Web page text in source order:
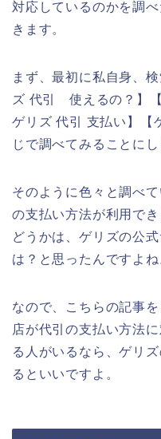
対応しているのかを調
きます。
まず、最初に私自身、
ズ 代引 使えるの？】
ゲリズ 代引 支払い】
じで調べてみることにし
そのように色々と調べ
の支払い方法が利用で
どうかは、ゲリズの公
は？と思ったんですよね
なので、こちらの記事
店が代引の支払い方法
る人がいるなら、ゲリ
るといいですよ。